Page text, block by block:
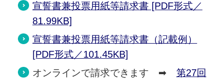
宣誓書兼投票用紙等請求書 [PDF形式／
81.99KB]
宣誓書兼投票用紙等請求書（記載例）
[PDF形式／101.45KB]
オンラインで請求できます ➡ 第27回